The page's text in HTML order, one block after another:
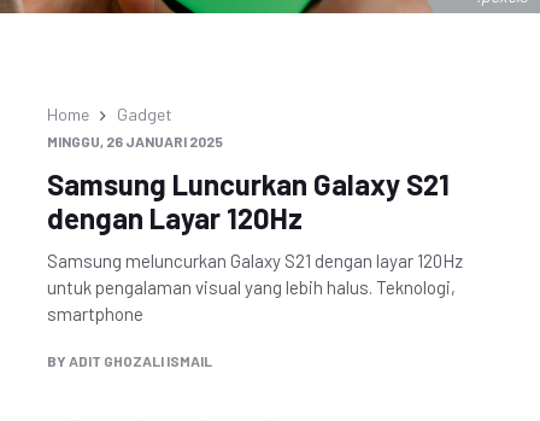
Home Gadget
MINGGU, 26 JANUARI 2025
Samsung Luncurkan Galaxy S21
dengan Layar 120Hz
Samsung meluncurkan Galaxy S21 dengan layar 120Hz
untuk pengalaman visual yang lebih halus. Teknologi,
smartphone
BY ADIT GHOZALI ISMAIL